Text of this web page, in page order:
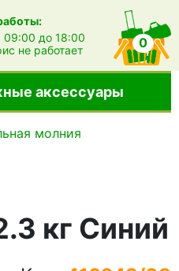
09:00 до 18:00
не работает 0
аксессуары
молния
кг Синий